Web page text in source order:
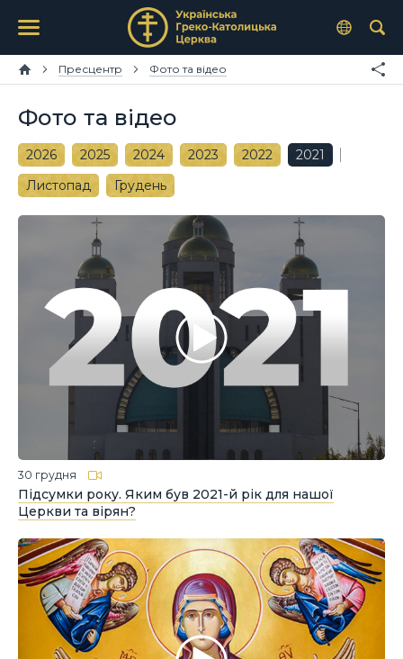
Пресцентр Фото та відео
Фото та відео
2026 2025 2024 2023 2022
2021
Листопад
Грудень
30 грудня
Підсумки року. Яким був 2021-й рік для нашої
Церкви та вірян?